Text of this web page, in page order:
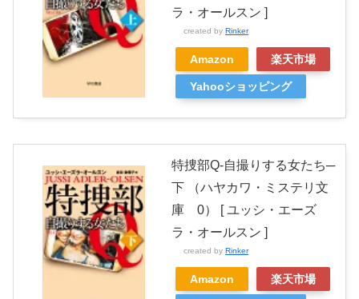
ラ・オールスン ]
created by Rinker
Amazon 楽天市場
Yahooショッピング
特捜部Q-自撮りする女たち─
下 （ハヤカワ・ミステリ文
庫 0） [ ユッシ・エーズ
ラ・オールスン ]
created by Rinker
Amazon 楽天市場